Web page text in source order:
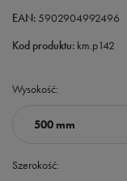
EAN:5902904992496
Kod produktu: km.p142
Wysokość
500 mm
Szerokość